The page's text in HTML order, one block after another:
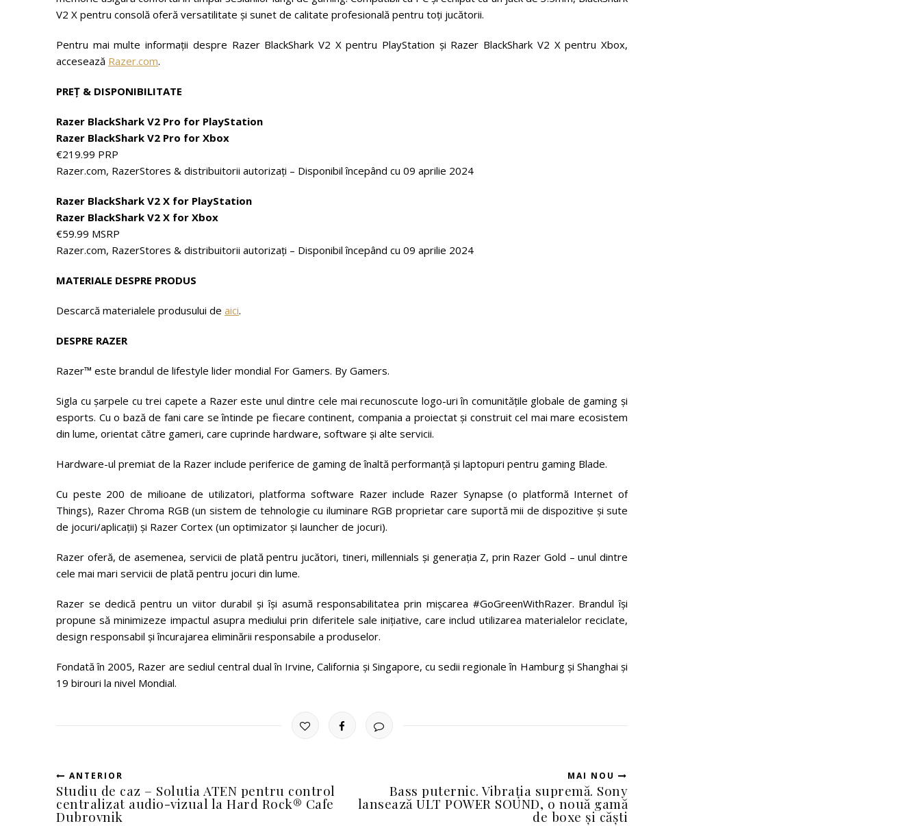
V2 X pentru consolă oferă versatilitate și sunet de calitate profesională pentru toți jucătorii.
Pentru mai multe informații despre Razer BlackShark V2 X pentru PlayStation și Razer BlackShark V2 X pentru Xbox,
accesează Razer.com.
PREȚ & DISPONIBILITATE
Razer BlackShark V2 Pro for PlayStation
Razer BlackShark V2 Pro for Xbox
€219.99 PRP
Razer.com, RazerStores & distribuitorii autorizați – Disponibil începând cu 09 aprilie 2024
Razer BlackShark V2 X for PlayStation
Razer BlackShark V2 X for Xbox
€59.99 MSRP
Razer.com, RazerStores & distribuitorii autorizați – Disponibil începând cu 09 aprilie 2024
MATERIALE DESPRE PRODUS
Descarcă materialele produsului de aici.
DESPRE RAZER
Razer™ este brandul de lifestyle lider mondial For Gamers. By Gamers.
Sigla cu șarpele cu trei capete a Razer este unul dintre cele mai recunoscute logo-uri în comunitățile globale de gaming și
esports. Cu o bază de fani care se întinde pe fiecare continent, compania a proiectat și construit cel mai mare ecosistem
din lume, orientat către gameri, care cuprinde hardware, software și alte servicii.
Hardware-ul premiat de la Razer include periferice de gaming de înaltă performanță și laptopuri pentru gaming Blade.
Cu peste 200 de milioane de utilizatori, platforma software Razer include Razer Synapse (o platformă Internet of
Things), Razer Chroma RGB (un sistem de tehnologie cu iluminare RGB proprietar care suportă mii de dispozitive și sute
de jocuri/aplicații) și Razer Cortex (un optimizator și launcher de jocuri).
Razer oferă, de asemenea, servicii de plată pentru jucători, tineri, millennials și generația Z, prin Razer Gold – unul dintre
cele mai mari servicii de plată pentru jocuri din lume.
Razer se dedică pentru un viitor durabil și își asumă responsabilitatea prin mișcarea #GoGreenWithRazer. Brandul își
propune să minimizeze impactul asupra mediului prin diferitele sale inițiative, care includ utilizarea materialelor reciclate,
design responsabil și încurajarea eliminării responsabile a produselor.
Fondată în 2005, Razer are sediul central dual în Irvine, California și Singapore, cu sedii regionale în Hamburg și Shanghai și
19 birouri la nivel Mondial.
ANTERIOR
Studiu de caz – Solutia ATEN pentru control
centralizat audio-vizual la Hard Rock® Cafe
Dubrovnik
MAI NOU
Bass puternic. Vibrația supremă. Sony
lansează ULT POWER SOUND, o nouă gamă
de boxe și căști